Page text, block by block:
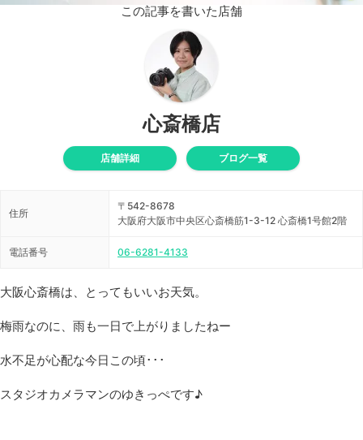
この記事を書いた店舗
心斎橋店
店舗詳細 ブログ一覧
住所
〒542-8678
大阪府大阪市中央区心斎橋筋1-3-12 心斎橋1号館2階
電話番号 06-6281-4133
大阪心斎橋は、とってもいいお天気。
梅雨なのに、雨も一日で上がりましたねー
水不足が心配な今日この頃･･･
スタジオカメラマンのゆきっぺです♪